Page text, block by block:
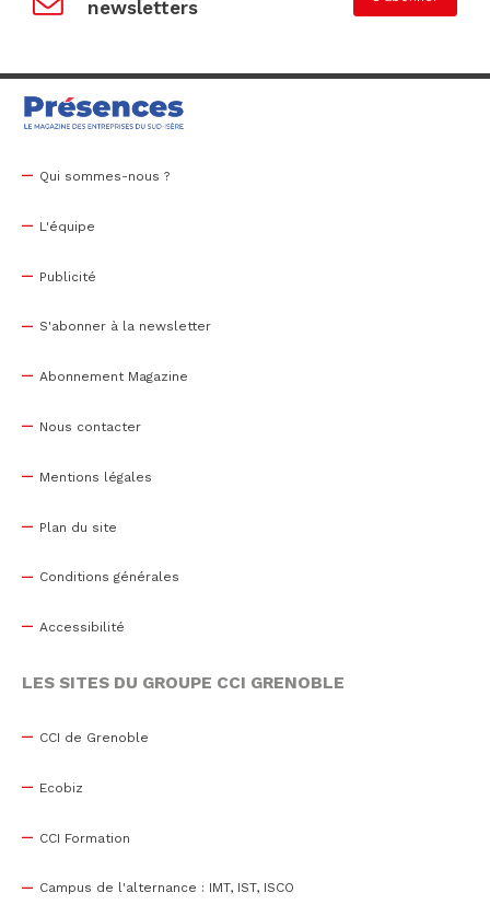
newsletters
Qui sommes-nous ?
L'équipe
Publicité
S'abonner à la newsletter
Abonnement Magazine
Nous contacter
Mentions légales
Plan du site
Conditions générales
Accessibilité
LES SITES DU GROUPE CCI GRENOBLE
CCI de Grenoble
Ecobiz
CCI Formation
Campus de l'alternance : IMT, IST, ISCO